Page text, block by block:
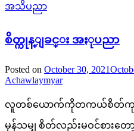
အသိပညာ
စိတ္ကုန္ျခင္း အႏုပညာ
Posted on October 30, 2021
Achawlaymyar
လူတစ်ယောက်ကိုတကယ်စိတ်ကုန်
မှန်သမျှ စိတ်လည်းမဝင်စားတ